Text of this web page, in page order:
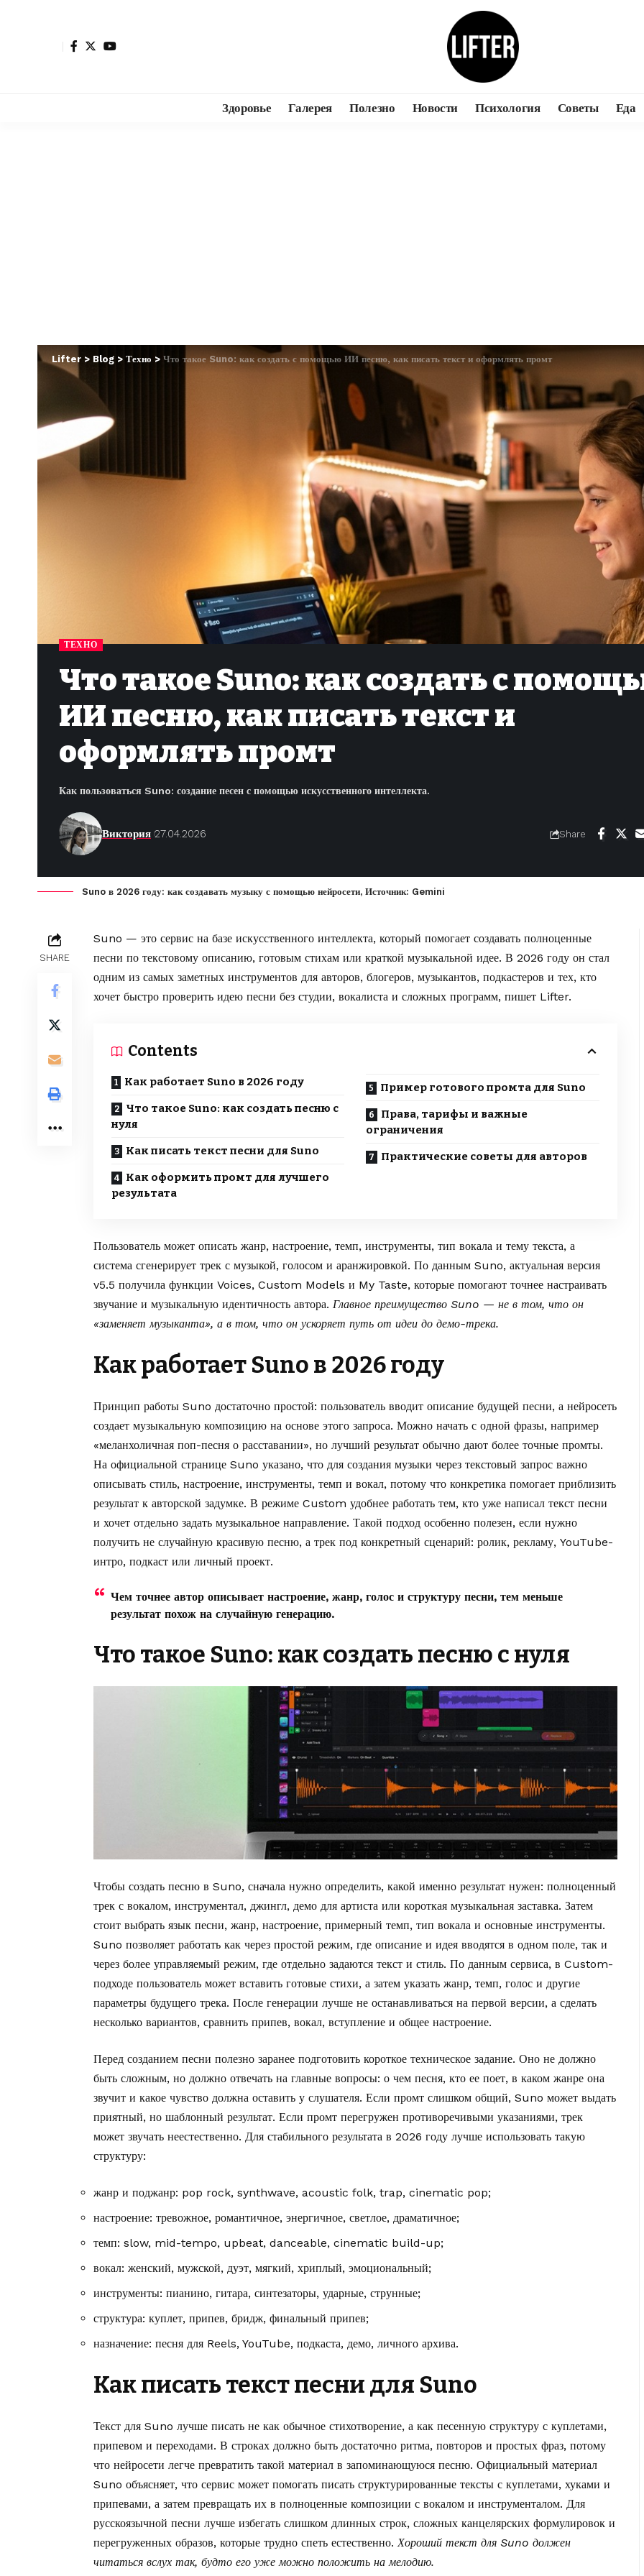
Здоровье Галерея Полезно Новости Психология Советы Еда
Lifter > Blog > Техно > Что такое Suno: как создать с помощью ИИ песню, как писать текст и оформлять промт
ТЕХНО
Что такое Suno: как создать с
ИИ песню, как писать текст и
оформлять промт
Как пользоваться Suno: создание песен с помощью искусственного интеллекта.
Виктория 27.04.2026 Share
Suno в 2026 году: как создавать музыку с помощью нейросети, Источник: Gemini
SHARE
Suno — это сервис на базе искусственного интеллекта, который помогает создавать полноценные
песни по текстовому описанию, готовым стихам или краткой музыкальной идее. В 2026 году он стал
одним из самых заметных инструментов для авторов, блогеров, музыкантов, подкастеров и тех, кто
хочет быстро проверить идею песни без студии, вокалиста и сложных программ, пишет Lifter.
Contents
Как работает Suno в 2026 году
Что такое Suno: как создать песню с
нуля
Как писать текст песни для Suno
Как оформить промт для лучшего
результата
Пример готового промта для Suno
Права, тарифы и важные
ограничения
Практические советы для авторов
Пользователь может описать жанр, настроение, темп, инструменты, тип вокала и тему текста, а
система сгенерирует трек с музыкой, голосом и аранжировкой. По данным Suno, актуальная версия
v5.5 получила функции Voices, Custom Models и My Taste, которые помогают точнее настраивать
звучание и музыкальную идентичность автора. Главное преимущество Suno — не в том, что он
«заменяет музыканта», а в том, что он ускоряет путь от идеи до демо-трека.
Как работает Suno в 2026 году
Принцип работы Suno достаточно простой: пользователь вводит описание будущей песни, а нейросеть
создает музыкальную композицию на основе этого запроса. Можно начать с одной фразы, например
«меланхоличная поп-песня о расставании», но лучший результат обычно дают более точные промты.
На официальной странице Suno указано, что для создания музыки через текстовый запрос важно
описывать стиль, настроение, инструменты, темп и вокал, потому что конкретика помогает приблизить
результат к авторской задумке. В режиме Custom удобнее работать тем, кто уже написал текст песни
и хочет отдельно задать музыкальное направление. Такой подход особенно полезен, если нужно
получить не случайную красивую песню, а трек под конкретный сценарий: ролик, рекламу, YouTube-
интро, подкаст или личный проект.
Чем точнее автор описывает настроение, жанр, голос и структуру песни, тем меньше
результат похож на случайную генерацию.
Что такое Suno: как создать песню с нуля
Чтобы создать песню в Suno, сначала нужно определить, какой именно результат нужен: полноценный
трек с вокалом, инструментал, джингл, демо для артиста или короткая музыкальная заставка. Затем
стоит выбрать язык песни, жанр, настроение, примерный темп, тип вокала и основные инструменты.
Suno позволяет работать как через простой режим, где описание и идея вводятся в одном поле, так и
через более управляемый режим, где отдельно задаются текст и стиль. По данным сервиса, в Custom-
подходе пользователь может вставить готовые стихи, а затем указать жанр, темп, голос и другие
параметры будущего трека. После генерации лучше не останавливаться на первой версии, а сделать
несколько вариантов, сравнить припев, вокал, вступление и общее настроение.
Перед созданием песни полезно заранее подготовить короткое техническое задание. Оно не должно
быть сложным, но должно отвечать на главные вопросы: о чем песня, кто ее поет, в каком жанре она
звучит и какое чувство должна оставить у слушателя. Если промт слишком общий, Suno может выдать
приятный, но шаблонный результат. Если промт перегружен противоречивыми указаниями, трек
может звучать неестественно. Для стабильного результата в 2026 году лучше использовать такую
структуру:
жанр и поджанр: pop rock, synthwave, acoustic folk, trap, cinematic pop;
настроение: тревожное, романтичное, энергичное, светлое, драматичное;
темп: slow, mid-tempo, upbeat, danceable, cinematic build-up;
вокал: женский, мужской, дуэт, мягкий, хриплый, эмоциональный;
инструменты: пианино, гитара, синтезаторы, ударные, струнные;
структура: куплет, припев, бридж, финальный припев;
назначение: песня для Reels, YouTube, подкаста, демо, личного архива.
Как писать текст песни для Suno
Текст для Suno лучше писать не как обычное стихотворение, а как песенную структуру с куплетами,
припевом и переходами. В строках должно быть достаточно ритма, повторов и простых фраз, потому
что нейросети легче превратить такой материал в запоминающуюся песню. Официальный материал
Suno объясняет, что сервис может помогать писать структурированные тексты с куплетами, хуками и
припевами, а затем превращать их в полноценные композиции с вокалом и инструменталом. Для
русскоязычной песни лучше избегать слишком длинных строк, сложных канцелярских формулировок и
перегруженных образов, которые трудно спеть естественно.Хороший текст для Suno должен
читаться вслух так, будто его уже можно положить на мелодию.